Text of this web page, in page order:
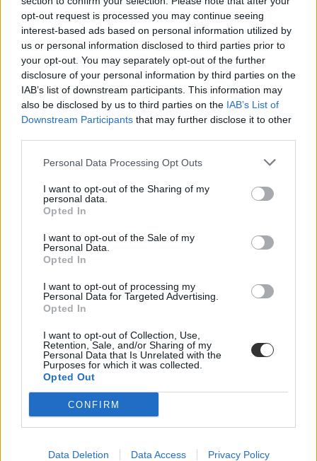
opt-out request is processed you may continue seeing
interest-based ads based on personal information utilized by
us or personal information disclosed to third parties prior to
your opt-out. You may separately opt-out of the further
disclosure of your personal information by third parties on the
IAB’s list of downstream participants. This information may
also be disclosed by us to third parties on the IAB’s List of
Downstream Participants that may further disclose it to other
Personal Data Processing Opt Outs
I want to opt-out of the Sharing of my
personal data.
Opted In
I want to opt-out of the Sale of my
Personal Data.
Opted In
I want to opt-out of processing my
Personal Data for Targeted Advertising.
Opted In
I want to opt-out of Collection, Use,
Retention, Sale, and/or Sharing of my
Personal Data that Is Unrelated with the
Purposes for which it was collected.
Opted Out
CONFIRM
Data Deletion Data Access Privacy Policy
francia
kitüntetés